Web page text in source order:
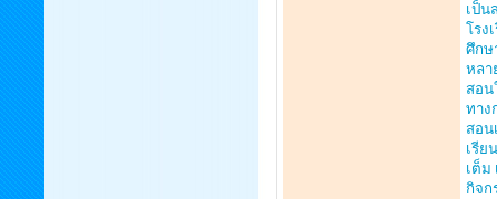
เป็น
โรง
ศึกษ
หลา
สอน
ทาง
สอน
เรีย
เต็ม
กิจก